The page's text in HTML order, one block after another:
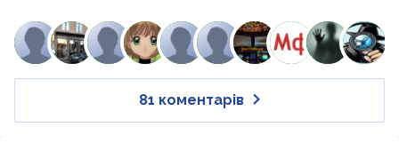
81 коментарів